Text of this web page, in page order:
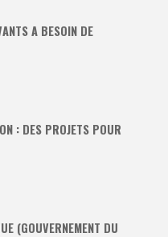
A BESOIN DE
: DES PROJETS POUR
(GOUVERNEMENT DU